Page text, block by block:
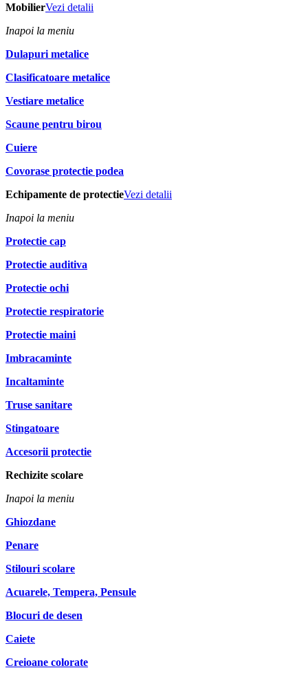
MobilierVezi detalii
Inapoi la meniu
Dulapuri metalice
Clasificatoare metalice
Vestiare metalice
Scaune pentru birou
Cuiere
Covorase protectie podea
Echipamente de protectieVezi detalii
Inapoi la meniu
Protectie cap
Protectie auditiva
Protectie ochi
Protectie respiratorie
Protectie maini
Imbracaminte
Incaltaminte
Truse sanitare
Stingatoare
Accesorii protectie
Rechizite scolare
Inapoi la meniu
Ghiozdane
Penare
Stilouri scolare
Acuarele, Tempera, Pensule
Blocuri de desen
Caiete
Creioane colorate